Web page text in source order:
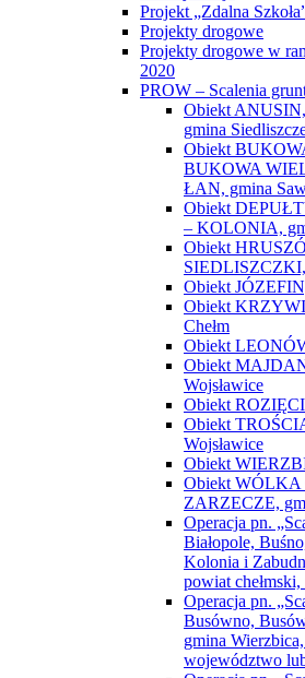
Projekt „Zdalna
Projekty drogowe
Projekty drogowe w
2020
PROW – Scalenia
Obiekt
gmina
Obiekt
BUKOWA
ŁAN, gmina
Obiekt
– KOLONIA,
Obiekt
Obiekt
Obiekt
Chełm
Obiekt
Obiekt
Wojsławice
Obiekt
Obiekt
Wojsławice
Obiekt
Obiekt
ZARZECZE,
Operacja pn.
Białopole,
Kolonia i
powiat
Operacja pn.
Busówno,
gmina
województwo